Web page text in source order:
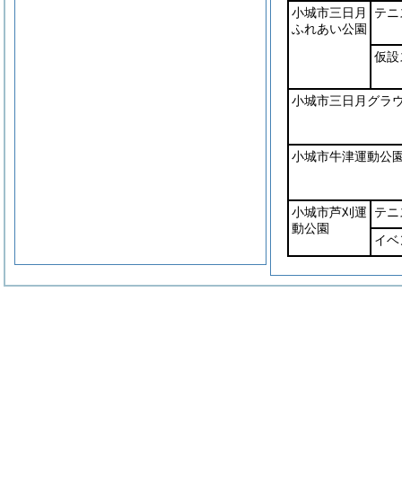
小城市三日月
ふれあい公園
テ
仮設
小城市三日月グラ
小城市牛津運動公
小城市芦刈運
動公園
テ
イ